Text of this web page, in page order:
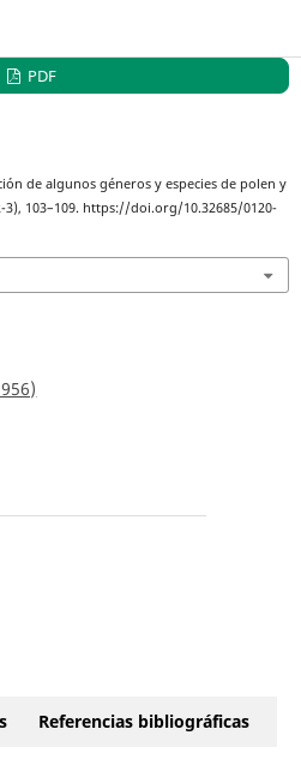
PDF
de algunos géneros y especies de polen y
3), 103–109. https://doi.org/10.32685/0120-
Referencias bibliográficas